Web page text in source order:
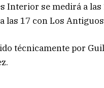
Interior se medirá a
las 17 con Los Antiguos
técnicamente por